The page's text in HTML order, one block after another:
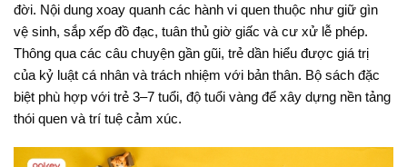
đời. Nội dung xoay quanh các hành vi quen thuộc như giữ gìn
vệ sinh, sắp xếp đồ đạc, tuân thủ giờ giấc và cư xử lễ phép.
Thông qua các câu chuyện gần gũi, trẻ dần hiểu được giá trị
của kỷ luật cá nhân và trách nhiệm với bản thân. Bộ sách đặc
biệt phù hợp với trẻ 3–7 tuổi, độ tuổi vàng để xây dựng nền tảng
thói quen và trí tuệ cảm xúc.